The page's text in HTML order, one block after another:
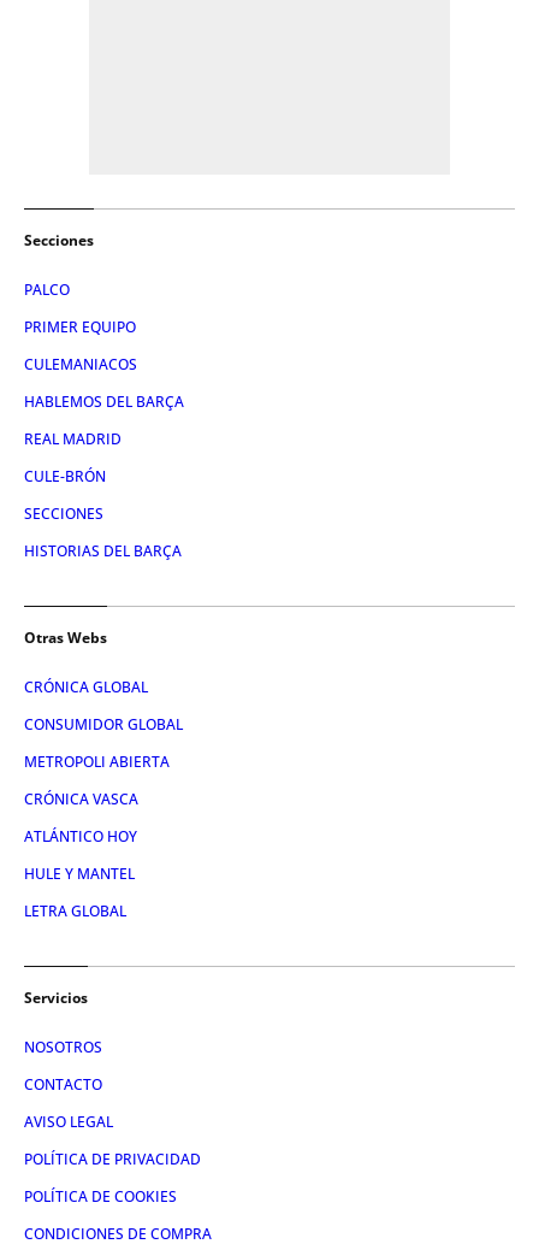
Secciones
PALCO
PRIMER EQUIPO
CULEMANIACOS
HABLEMOS DEL BARÇA
REAL MADRID
CULE-BRÓN
SECCIONES
HISTORIAS DEL BARÇA
Otras Webs
CRÓNICA GLOBAL
CONSUMIDOR GLOBAL
METROPOLI ABIERTA
CRÓNICA VASCA
ATLÁNTICO HOY
HULE Y MANTEL
LETRA GLOBAL
Servicios
NOSOTROS
CONTACTO
AVISO LEGAL
POLÍTICA DE PRIVACIDAD
POLÍTICA DE COOKIES
CONDICIONES DE COMPRA